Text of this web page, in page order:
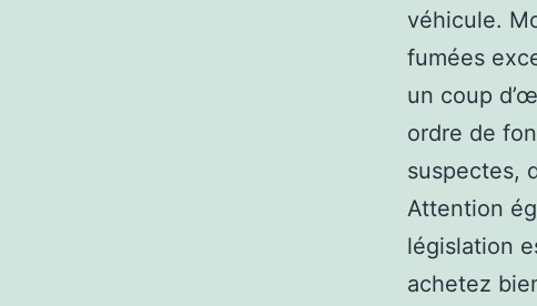
véhicule.
fumées
un coup
ordre de
suspectes,
Attention
législation
achetez